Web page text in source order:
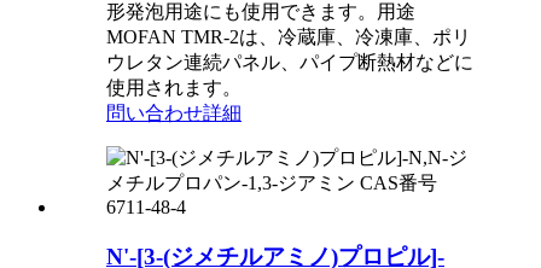
形発泡用途にも使用できます。用途
MOFAN TMR-2は、冷蔵庫、冷凍庫、ポリ
ウレタン連続パネル、パイプ断熱材などに
使用されます。
問い合わせ詳細
N'-[3-(ジメチルアミノ)プロピル]-